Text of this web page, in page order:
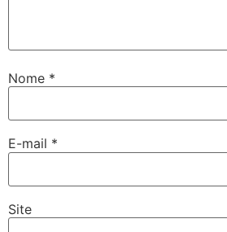
Nome *
E-mail *
Site